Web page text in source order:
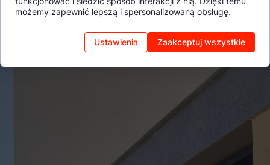
możemy zapewnić lepszą i spersonalizowaną obsługę.
Ustawienia Zaakceptuj wszystkie